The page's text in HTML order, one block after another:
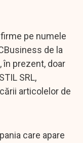
pe numele
de la
în prezent, doar
SRL,
articolelor de
care apare